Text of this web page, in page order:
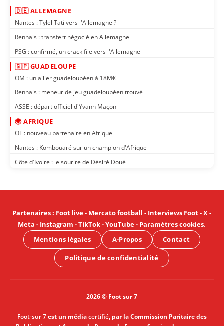
🇩🇪 ALLEMAGNE
Nantes : Tylel Tati vers l'Allemagne ?
Rennais : transfert négocié en Allemagne
PSG : confirmé, un crack file vers l'Allemagne
🇬🇵 GUADELOUPE
OM : un ailier guadeloupéen à 18M€
Rennais : meneur de jeu guadeloupéen trouvé
ASSE : départ officiel d'Yvann Maçon
🌍 AFRIQUE
OL : nouveau partenaire en Afrique
Nantes : Kombouaré sur un champion d'Afrique
Côte d'Ivoire : le sourire de Désiré Doué
Partenaires: Foot live- Mercato football - Interviews Foot-X-
Meta - Instagram -TikTok-YouTube- Paramètres cookies.
Mentions légales
A-Propos Contact
Politique de confidentialité
2026 © Foot sur 7
Foot-sur 7est un médiacertifié, par la Commission Paritaire des